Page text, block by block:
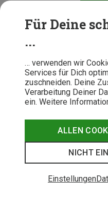
Für Deine
...
… verwenden wir
Services für Dich
zuschneiden. Deine
Verarbeitung Deiner
ein. Weitere
ALLEN
NICHT
Einstellungen
Das könnte
So machst Du Dein
Schritten
Die richtige
Umwelt- und
Mountainbiker und
Miteinander nicht